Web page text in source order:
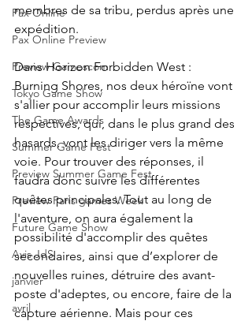
Pax Online
Pax Online Preview
Preview Gamescom
Tokyo Game Show
The Game Awards
Summer Game Fest
Preview Summer Game Fest
Preview Paris games Week
Future Game Show
Avis JdS
janvier
avril
membres de sa tribu, perdus après une
expédition.
Dans Horizon Forbidden West :
Burning Shores, nos deux héroïne vont
s'allier pour accomplir leurs missions
respectives, qui, dans le plus grand des
hasards, vont les diriger vers la même
voie. Pour trouver des réponses, il
faudra donc suivre les différentes
quêtes principales. Tout au long de
l'aventure, on aura également la
possibilité d'accomplir des quêtes
secondaires, ainsi que d’explorer de
nouvelles ruines, détruire des avant-
poste d'adeptes, ou encore, faire de la
capture aérienne. Mais pour ces